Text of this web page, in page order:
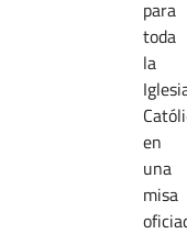
para
toda
la
en
una
misa